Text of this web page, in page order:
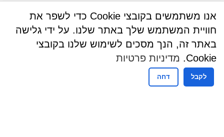
שעות פעילות
שעות פעילות מזכירות
ימים א – ה : 09:00 - 14:30
אנו משתמשים בקובצי Cookie כדי לשפר את
חוויית המשתמש שלך באתר שלנו. על ידי גלישה
באתר זה, הנך מסכים לשימוש שלנו בקובצי
Cookie.
מדיניות פרטיות
לקבל דחה